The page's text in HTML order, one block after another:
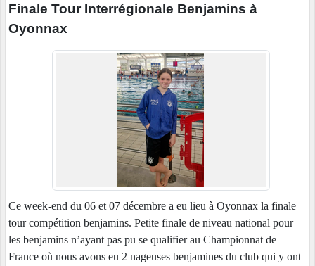
Finale Tour Interrégionale Benjamins à
Oyonnax
Ce week-end du 06 et 07 décembre a eu lieu à Oyonnax la finale
tour compétition benjamins. Petite finale de niveau national pour
les benjamins n’ayant pas pu se qualifier au Championnat de
France où nous avons eu 2 nageuses benjamines du club qui y ont